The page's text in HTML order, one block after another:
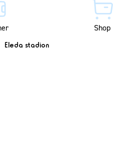
Shop
Eleda stadion